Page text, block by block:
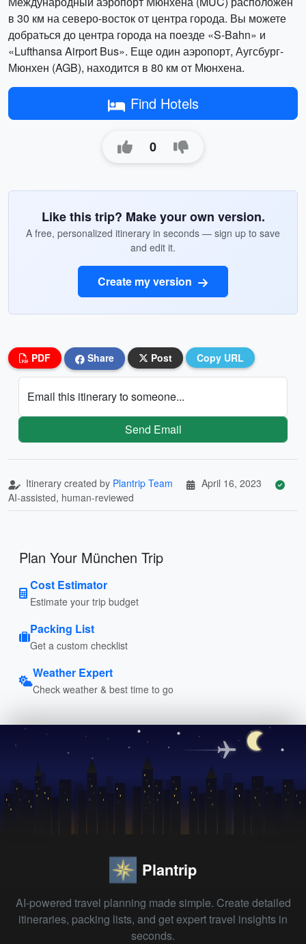
в 30 км на северо-восток от центра города. Вы можете
добраться до центра города на поезде «S-Bahn» и
«Lufthansa Airport Bus». Еще один аэропорт, Аугсбург-
Мюнхен (AGB), находится в 80 км от Мюнхена.
Find Hotels
0
Like this trip? Make your own version.
A free, personalized itinerary in seconds — sign up to save
and edit it.
Create my version
PDF Share Post Copy URL
Email this itinerary to someone...
Send Email
Itinerary created by Plantrip Team
April 16, 2023
AI-assisted, human-reviewed
Plan Your München Trip
Cost Estimator
Estimate your trip budget
Packing List
Get a custom checklist
Weather Expert
Check weather & best time to go
Plantrip
AI-powered travel planning made simple. Create detailed
itineraries, packing lists, and get expert travel insights in
seconds.